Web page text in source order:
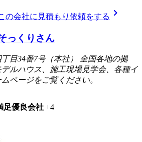
の会社に見積もり依頼をする chevron_right
っくりさん
目34番7号（本社） 全国各地の拠
ルハウス、施工現場見学会、各種イ
ページをご覧ください。
足優良会社 +4